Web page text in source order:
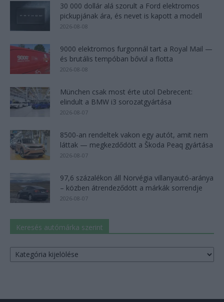
30 000 dollár alá szorult a Ford elektromos
pickupjának ára, és nevet is kapott a modell
2026-08-08
9000 elektromos furgonnál tart a Royal Mail —
és brutális tempóban bővül a flotta
2026-08-08
München csak most érte utol Debrecent:
elindult a BMW i3 sorozatgyártása
2026-08-07
8500-an rendeltek vakon egy autót, amit nem
láttak — megkezdődött a Škoda Peaq gyártása
2026-08-07
97,6 százalékon áll Norvégia villanyautó-aránya
– közben átrendeződött a márkák sorrendje
2026-08-07
Keresés autómárka szerint
Keresés
autómárka